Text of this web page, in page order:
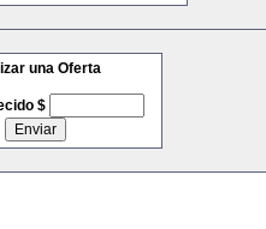
una Oferta
$